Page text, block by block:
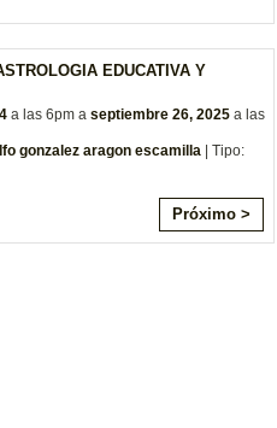
EDUCATIVA Y
a las 6pm a septiembre 26, 2025 a las
gonzalez aragon escamilla | Tipo:
Próximo >